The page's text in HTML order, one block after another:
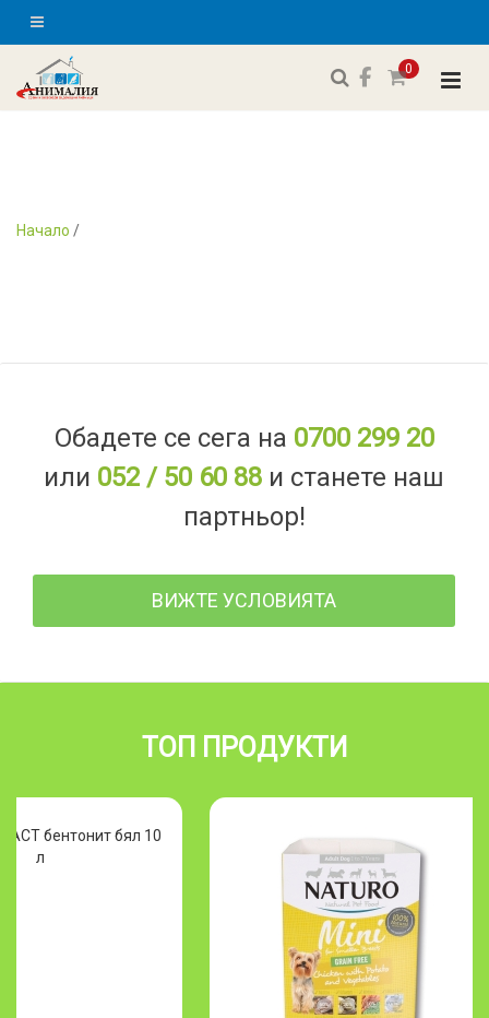
0
Начало /
Обадете се сега на 0700 299 20
или 052 / 50 60 88 и станете наш
партньор!
ВИЖТЕ УСЛОВИЯТА
ТОП ПРОДУКТИ